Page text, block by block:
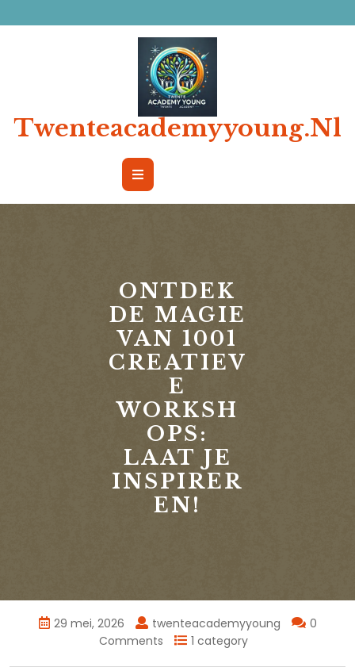
naar
Twenteacademyyoung.nl
Open
Button
ONTDEK
DE MAGIE
VAN 1001
CREATIEV
E
WORKSH
OPS:
LAAT JE
INSPIRER
EN!
29 mei, 2026 twenteacademyyoung
0
Comments
1 category